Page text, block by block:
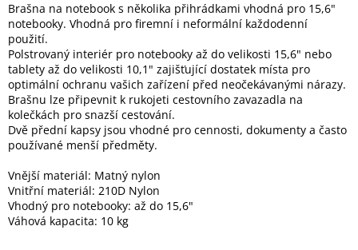
Black
Friday
VÝPRODEJ
Akční
zboží
TONERY
CARTRIDGE
OEM
Sestavy
počítačů
Brašna na notebook s několika přihrádkami vhodná pro 15,6"
notebooky. Vhodná pro firemní i neformální každodenní
použití.
Polstrovaný interiér pro notebooky až do velikosti 15,6" nebo
tablety až do velikosti 10,1" zajišťující dostatek místa pro
optimální ochranu vašich zařízení před neočekávanými nárazy.
Brašnu lze připevnit k rukojeti cestovního zavazadla na
kolečkách pro snazší cestování.
Dvě přední kapsy jsou vhodné pro cennosti, dokumenty a často
používané menší předměty.
Vnější materiál: Matný nylon
Vnitřní materiál: 210D Nylon
Vhodný pro notebooky: až do 15,6"
Váhová kapacita: 10 kg